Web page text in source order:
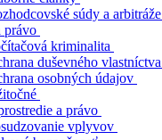
súdy a arbitráže
právo
kriminalita
duševného vlastníctva
osobných údajov
a právo
vplyvov